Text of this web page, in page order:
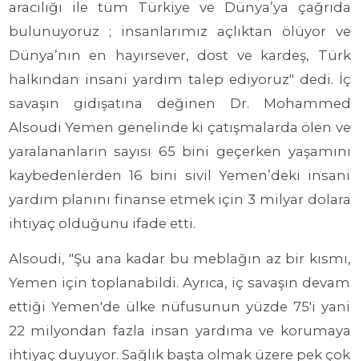
aracılığı ile tüm Türkiye ve Dünya’ya çağrıda
bulunuyoruz ; insanlarımız açlıktan ölüyor ve
Dünya’nın en hayırsever, dost ve kardeş, Türk
halkından insani yardım talep ediyoruz" dedi. İç
savaşın gidişatına değinen Dr. Mohammed
Alsoudi Yemen genelinde ki çatışmalarda ölen ve
yaralananların sayısı 65 bini geçerken yaşamını
kaybedenlerden 16 bini sivil Yemen’deki insani
yardım planını finanse etmek için 3 milyar dolara
ihtiyaç olduğunu ifade etti.
Alsoudi, "Şu ana kadar bu meblağın az bir kısmı,
Yemen için toplanabildi. Ayrıca, iç savaşın devam
ettiği Yemen'de ülke nüfusunun yüzde 75'i yani
22 milyondan fazla insan yardıma ve korumaya
ihtiyaç duyuyor. Sağlık başta olmak üzere pek çok